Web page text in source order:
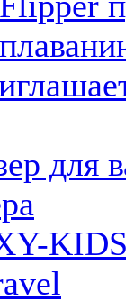
для